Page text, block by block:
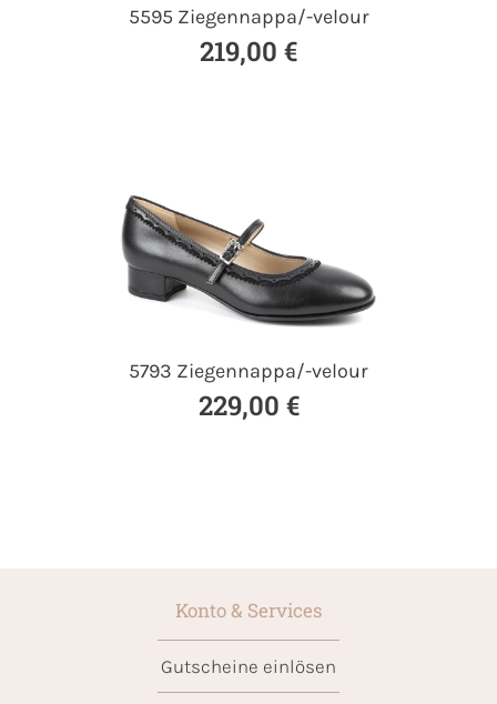
5595 Ziegennappa/-velour
219,00 €
5793 Ziegennappa/-velour
229,00 €
Konto & Services
Gutscheine einlösen